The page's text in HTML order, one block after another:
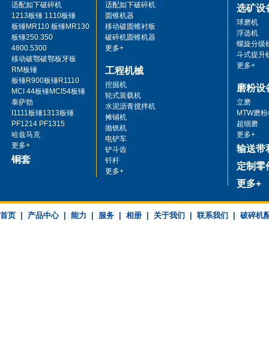
适配如下破碎机
1213板锤 1110板锤
板锤MR110 板锤MR130
板锤250.350
4800.5300
移动破鄂破鄂板牙板
RM板锤
板锤R900板锤R1110
MCI 44板锤MCI54板锤
泰萨勃
I1111板锤1313板锤
PF1214 PF1315
哈兹马克
更多+
铜套
适配如下破碎机
圆锥机器
移动破圆锥衬板
破碎机圆锥机器
更多+
工程机械
挖掘机
轮式装载机
水泥沥青搅拌机
摊铺机
抛铣机
电铲车
铲斗齿
钎杆
更多+
选矿设
球磨机
浮选机
螺旋分级
斗式提升
更多+
磨粉设
立磨
MTW磨
超细磨
更多+
输送带
定制零
更多+
首页 产品中心| 能力 服务 相册 关于我们 联系我们 破碎机